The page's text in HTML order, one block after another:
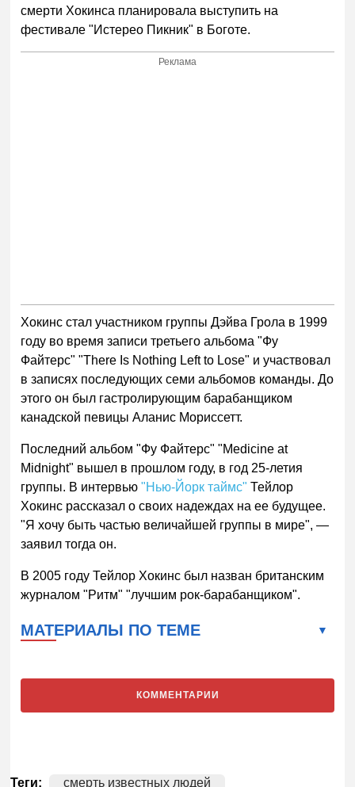
смерти Хокинса планировала выступить на
фестивале "Истерео Пикник" в Боготе.
Реклама
Хокинс стал участником группы Дэйва Грола в 1999
году во время записи третьего альбома "Фу
Файтерс" "There Is Nothing Left to Lose" и участвовал
в записях последующих семи альбомов команды. До
этого он был гастролирующим барабанщиком
канадской певицы Аланис Мориссетт.
Последний альбом "Фу Файтерс" "Medicine at
Midnight" вышел в прошлом году, в год 25-летия
группы. В интервью"Нью-Йорк таймс" Тейлор
Хокинс рассказал о своих надеждах на ее будущее.
"Я хочу быть частью величайшей группы в мире",—
заявил тогда он.
В 2005 году Тейлор Хокинс был назван британским
журналом "Ритм" "лучшим рок-барабанщиком".
МАТЕРИАЛЫ ПО ТЕМЕ
КОММЕНТАРИИ
Теги: смерть известных людей